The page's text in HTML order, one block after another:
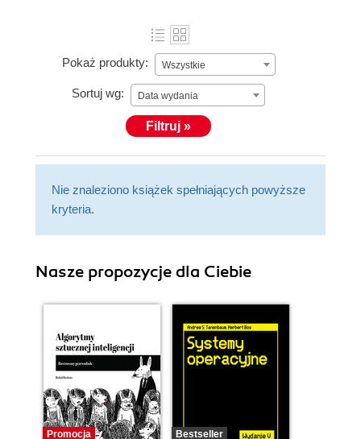
Pokaż produkty: Wszystkie
Sortuj wg: Data wydania
Filtruj »
Nie znaleziono książek spełniających powyższe
kryteria.
Nasze propozycje dla Ciebie
Promocja
Bestseller